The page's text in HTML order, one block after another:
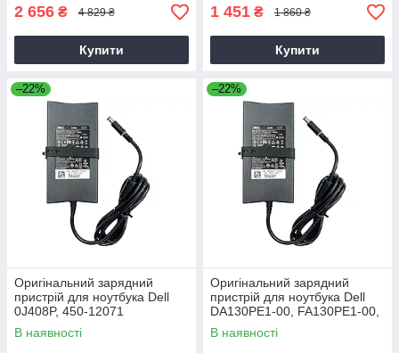
2 656 ₴ 4 829 ₴
Купити
1 451 ₴ 1 860 ₴
Купити
–22%
Оригінальний зарядний
пристрій для ноутбука Dell
0J408P, 450-12071
В наявності
–22%
Оригінальний зарядний
пристрій для ноутбука Dell
DA130PE1-00, FA130PE1-00,
HA130PM160
В наявності